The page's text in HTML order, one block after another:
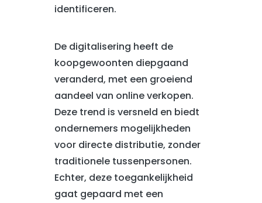
identificeren.
De digitalisering heeft de
koopgewoonten diepgaand
veranderd, met een groeiend
aandeel van online verkopen.
Deze trend is versneld en biedt
ondernemers mogelijkheden
voor directe distributie, zonder
traditionele tussenpersonen.
Echter, deze toegankelijkheid
gaat gepaard met een